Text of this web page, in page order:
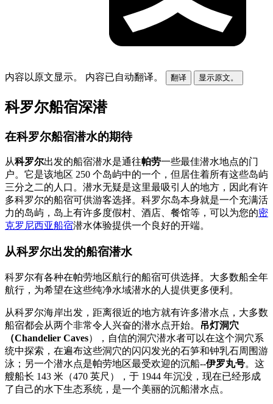
内容以原文显示。 内容已自动翻译。 翻译 显示原文。
科罗尔船宿深潜
在科罗尔船宿潜水的期待
从科罗尔出发的船宿潜水是通往帕劳一些最佳潜水地点的门
户。它是该地区 250 个岛屿中的一个，但居住着所有这些岛屿
三分之二的人口。潜水无疑是这里最吸引人的地方，因此有许
多科罗尔的船宿可供游客选择。科罗尔岛本身就是一个充满活
力的岛屿，岛上有许多度假村、酒店、餐馆等，可以为您的密
克罗尼西亚船宿潜水体验提供一个良好的开端。
从科罗尔出发的船宿潜水
科罗尔有各种在帕劳地区航行的船宿可供选择。大多数船全年
航行，为希望在这些纯净水域潜水的人提供更多便利。
从科罗尔海岸出发，距离很近的地方就有许多潜水点，大多数
船宿都会从两个非常令人兴奋的潜水点开始。
吊灯洞穴
（Chandelier Caves），自信的洞穴潜水者可以在这个洞穴系
统中探索，在遍布这些洞穴的闪闪发光的石笋和钟乳石周围游
泳；另一个潜水点是帕劳地区最受欢迎的沉船--伊罗丸号。这
艘船长 143 米（470 英尺），于 1944 年沉没，现在已经形成
了自己的水下生态系统，是一个美丽的沉船潜水点。